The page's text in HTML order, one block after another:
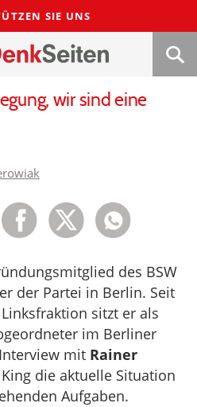
SIE UNS
wir sind eine
des BSW
der Partei in Berlin. Seit
sitzt er als
im Berliner
mit Rainer
die aktuelle Situation
Aufgaben.